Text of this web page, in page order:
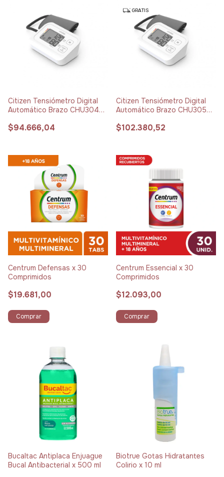
Citizen Tensiómetro Digital
Automático Brazo CHU304
$94.666,04
GRATIS
Citizen Tensiómetro Digital
Automático Brazo CHU305
$102.380,52
Centrum Defensas x 30
Comprimidos
$19.681,00
Comprar
Centrum Essencial x 30
Comprimidos
$12.093,00
Comprar
Bucaltac Antiplaca Enjuague
Bucal Antibacterial x 500 ml
Biotrue Gotas Hidratantes
Colirio x 10 ml